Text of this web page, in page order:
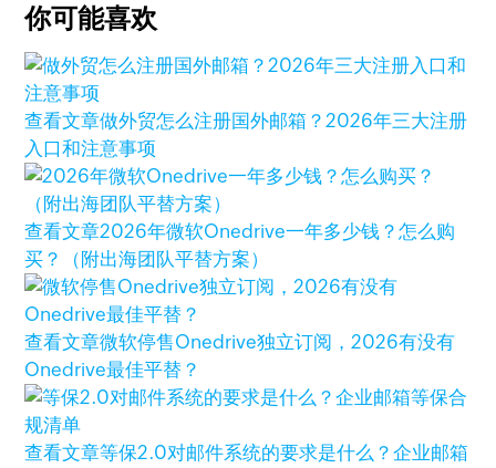
你可能喜欢
查看文章做外贸怎么注册国外邮箱？2026年三大注册
入口和注意事项
查看文章2026年微软Onedrive一年多少钱？怎么购
买？（附出海团队平替方案）
查看文章微软停售Onedrive独立订阅，2026有没有
Onedrive最佳平替？
查看文章等保2.0对邮件系统的要求是什么？企业邮箱